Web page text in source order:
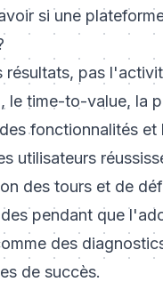
si une
résultats, pas
le time-to-value, la
fonctionnalités et
utilisateurs
des tours et de
pendant que
des
de succès.